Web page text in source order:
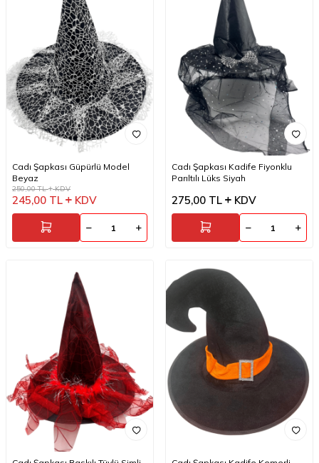
Cadı Şapkası Güpürlü Model
Beyaz
250,00TL KDV
245,00 TL KDV
Cadı Şapkası Kadife Fiyonklu
Parıltılı Lüks Siyah
275,00 TL KDV